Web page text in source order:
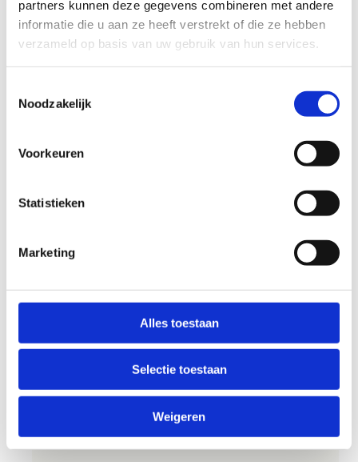
partners kunnen deze gegevens combineren met andere
informatie die u aan ze heeft verstrekt of die ze hebben
verzameld op basis van uw gebruik van hun services.
Noodzakelijk
Voorkeuren
Statistieken
Marketing
Alles toestaan
Selectie toestaan
Weigeren
sportdag voor jouw bedrijf?
Ons sportcentrum, gelegen in de prachtige
van je teambuilding een onvergetelijk moment te